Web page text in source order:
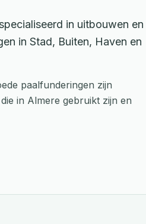
in uitbouwen en
in Stad, Buiten, Haven en
paalfunderingen zijn
in Almere gebruikt zijn en